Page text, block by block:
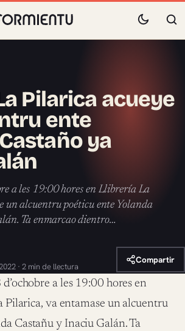
Pilarica acueye
ente
ya
a les 19:00 hores en Llibrería La
un alcuentru poéticu ente Yolanda
Ta enmarcao dientro…
· 2 min de llectura
Compartir
a les 19:00 hores en
Pilarica, va entamase un alcuentru
Castañu y Inaciu Galán. Ta